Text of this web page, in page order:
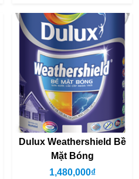
Dulux Weathershield Bề
Mặt Bóng
1,480,000₫